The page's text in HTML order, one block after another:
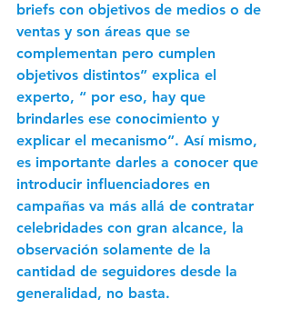
briefs con objetivos de medios o de
ventas y son áreas que se
complementan pero cumplen
objetivos distintos” explica el
experto, “ por eso, hay que
brindarles ese conocimiento y
explicar el mecanismo”. Así mismo,
es importante darles a conocer que
introducir influenciadores en
campañas va más allá de contratar
celebridades con gran alcance, la
observación solamente de la
cantidad de seguidores desde la
generalidad, no basta.